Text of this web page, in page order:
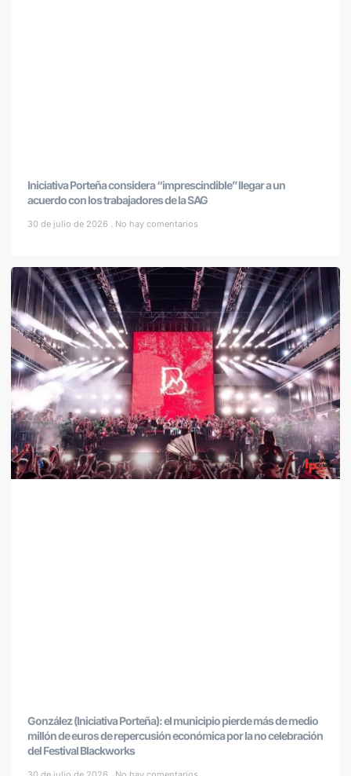
Iniciativa Porteña considera “imprescindible” llegar a un
acuerdo con los trabajadores de la SAG
30 de julio de 2026 No hay comentarios
González (Iniciativa Porteña): el municipio pierde más de medio
millón de euros de repercusión económica por la no celebración
del Festival Blackworks